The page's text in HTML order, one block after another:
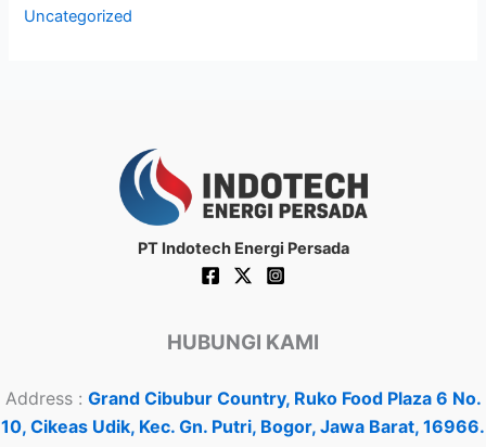
Uncategorized
PT Indotech Energi Persada
HUBUNGI KAMI
Address : Grand Cibubur Country, Ruko Food Plaza 6 No.
10, Cikeas Udik, Kec. Gn. Putri, Bogor, Jawa Barat, 16966.